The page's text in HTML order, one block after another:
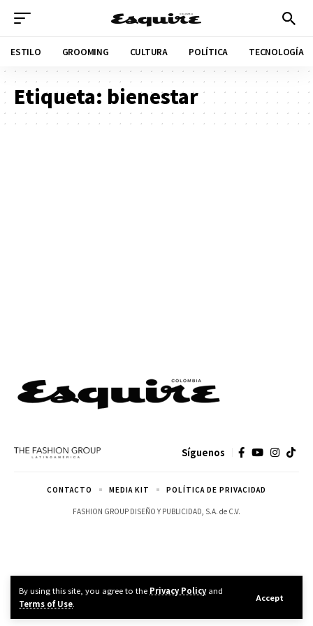
By using this site, you agree to the Privacy Policyand
Terms of Use.
Accept
ESTILO GROOMING CULTURA POLÍTICA TECNOLOGÍA
Etiqueta: bienestar
Síguenos
FASHION GROUP DISEÑO Y PUBLICIDAD, S.A. de C.V.
CONTACTO MEDIA KIT POLÍTICA DE PRIVACIDAD